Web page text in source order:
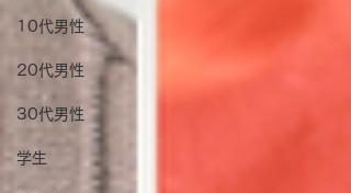
10代男性
20代男性
30代男性
学生